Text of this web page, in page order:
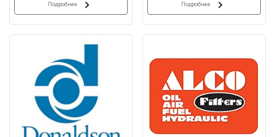
Подробнее Подробнее